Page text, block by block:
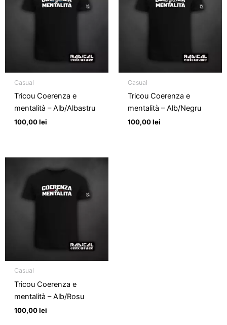
Casual
Tricou Coerenza e
mentalità – Alb/Albastru
100,00lei
Casual
Tricou Coerenza e
mentalità – Alb/Negru
100,00lei
Casual
Tricou Coerenza e
mentalità – Alb/Rosu
100,00lei